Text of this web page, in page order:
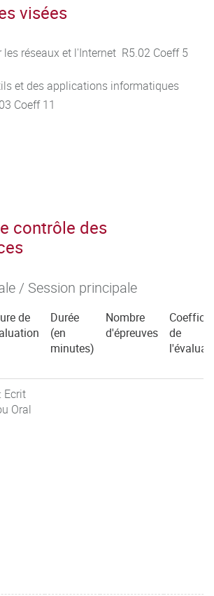
visées
réseaux et l'Internet R5.02 Coeff 5
et des applications informatiques
Coeff 11
contrôle des
/ Session principale
de
Durée
(en
minutes)
Nombre
d'épreuves
de
Ecrit
Oral